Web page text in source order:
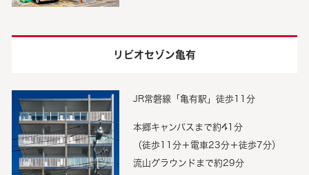
リビオセゾン亀有
JR常磐線「亀有駅」徒歩11分
本郷キャンパスまで約41分
（徒歩11分＋電車23分＋徒歩7分）
流山グラウンドまで約29分